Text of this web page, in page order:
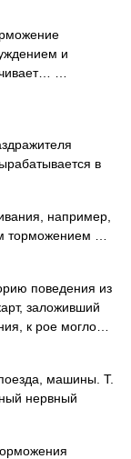
и
…
в
например,
торможением …
поведения из
заложивший
к рое могло…
машины. Т.
нервный